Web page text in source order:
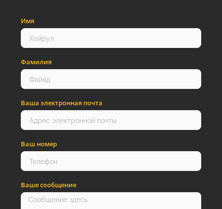
Имя
Фамилия
Ваша электронная почта
Ваш номер
Ваше сообщение